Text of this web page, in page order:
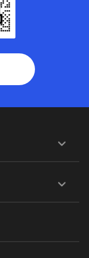
兴趣培训
企微SCRM